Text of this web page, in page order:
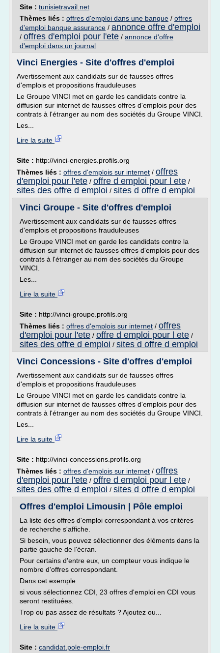
Site : tunisietravail.net
Thèmes liés : offres d'emploi dans une banque / offres
d'emploi banque assurance / annonce offre d'emploi
/ offres d'emploi pour l'ete / annonce d'offre
d'emploi dans un journal
Vinci Energies - Site d'offres d'emploi
Avertissement aux candidats sur de fausses offres
d'emplois et propositions frauduleuses
Le Groupe VINCI met en garde les candidats contre la
diffusion sur internet de fausses offres d'emplois pour des
contrats à l'étranger au nom des sociétés du Groupe VINCI.
Les...
Lire la suite
Site : http://vinci-energies.profils.org
Thèmes liés : offres d'emplois sur internet / offres
d'emploi pour l'ete / offre d emploi pour l ete /
sites des offre d emploi / sites d offre d emploi
Vinci Groupe - Site d'offres d'emploi
Avertissement aux candidats sur de fausses offres
d'emplois et propositions frauduleuses
Le Groupe VINCI met en garde les candidats contre la
diffusion sur internet de fausses offres d'emplois pour des
contrats à l'étranger au nom des sociétés du Groupe
VINCI.
Les...
Lire la suite
Site : http://vinci-groupe.profils.org
Thèmes liés : offres d'emplois sur internet / offres
d'emploi pour l'ete / offre d emploi pour l ete /
sites des offre d emploi / sites d offre d emploi
Vinci Concessions - Site d'offres d'emploi
Avertissement aux candidats sur de fausses offres
d'emplois et propositions frauduleuses
Le Groupe VINCI met en garde les candidats contre la
diffusion sur internet de fausses offres d'emplois pour des
contrats à l'étranger au nom des sociétés du Groupe VINCI.
Les...
Lire la suite
Site : http://vinci-concessions.profils.org
Thèmes liés : offres d'emplois sur internet / offres
d'emploi pour l'ete / offre d emploi pour l ete /
sites des offre d emploi / sites d offre d emploi
Offres d'emploi Limousin | Pôle emploi
La liste des offres d'emploi correspondant à vos critères
de recherche s'affiche.
Si besoin, vous pouvez sélectionner des éléments dans la
partie gauche de l'écran.
Pour certains d'entre eux, un compteur vous indique le
nombre d'offres correspondant.
Dans cet exemple
si vous sélectionnez CDI, 23 offres d'emploi en CDI vous
seront restituées.
Trop ou pas assez de résultats ? Ajoutez ou...
Lire la suite
Site : candidat.pole-emploi.fr